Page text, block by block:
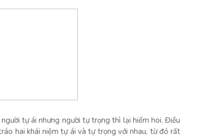
tự ái nhưng người tự trọng thì lại hiếm hoi. Điều
hai khái niệm tự ái và tự trọng với nhau, từ đó rất